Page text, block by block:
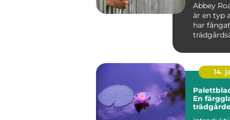
Abbey
är en typ
har fångat
14.
En